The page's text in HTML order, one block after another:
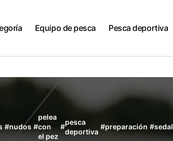
Equipo de pesca Pesca deportiva
#nudos #
pelea
con
el pez
#
pesca
deportiva
#preparación #sedal